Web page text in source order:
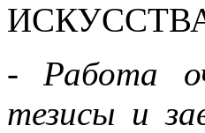
- Работа
тезисы и